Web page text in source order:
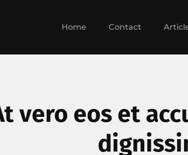
Home Contact
vero eos et